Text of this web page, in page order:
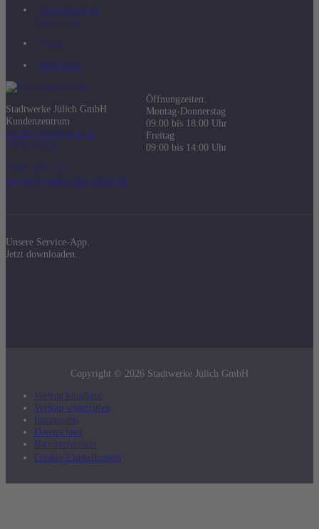
Engagement &
Sponsoring
Presse
Mediathek
Stadtwerke Jülich GmbH
Kundenzentrum
An der Vogelstange 2a
52428 Jülich
02461 625-122
service@stadtwerke-juelich.de
Öffnungzeiten:
Montag-Donnerstag
09:00 bis 18:00 Uhr
Freitag
09:00 bis 14:00 Uhr
Unsere Service-App.
Jetzt downloaden.
Copyright © 2026 Stadtwerke Jülich GmbH
Vertrag kündigen
Vertrag widerrufen
Impressum
Datenschutz
Barrierefreiheit
Cookie-Einstellungen